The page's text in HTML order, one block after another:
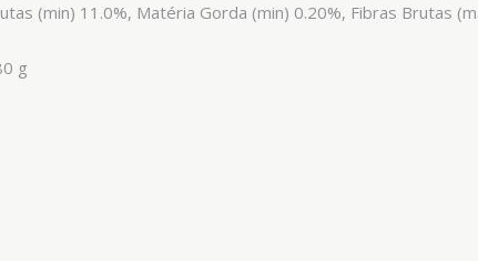
(min) 11.0%, Matéria Gorda (min) 0.20%, Fibras Brutas
g